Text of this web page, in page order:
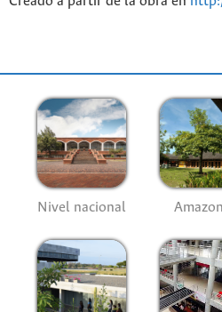
Nivel nacional